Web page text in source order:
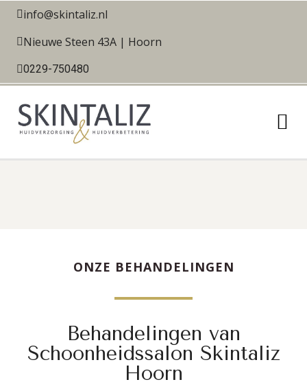
info@skintaliz.nl
Nieuwe Steen 43A | Hoorn
0229-750480
ONZE BEHANDELINGEN
Behandelingen van
Schoonheidssalon Skintaliz
Hoorn